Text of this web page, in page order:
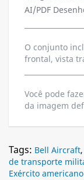
AI/PDF
O conjunto
frontal, vista
Você pode
da imagem
Tags: Bell Aircraft,
de transporte
Exército americano